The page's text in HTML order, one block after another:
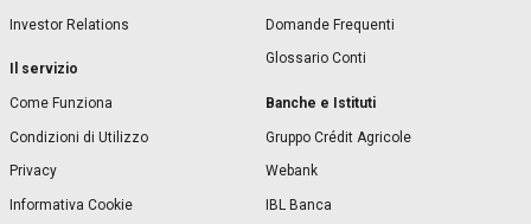
Investor Relations
Il servizio
Come Funziona
Condizioni di Utilizzo
Privacy
Informativa Cookie
Domande Frequenti
Glossario Conti
Banche e Istituti
Gruppo Crédit Agricole
Webank
IBL Banca